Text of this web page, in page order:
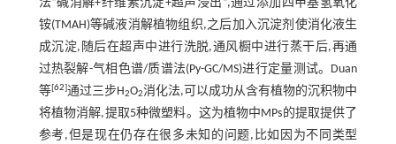
法“碱消解+纤维素沉淀+超声浸出”,通过添加四甲基氢氧化
铵(TMAH)等碱液消解植物组织,之后加入沉淀剂使消化液生
成沉淀,随后在超声中进行洗脱,通风橱中进行蒸干后,再通
过热裂解-气相色谱/质谱法(Py-GC/MS)进行定量测试。Duan
等[62]通过三步H2O2消化法,可以成功从含有植物的沉积物中
将植物消解,提取5种微塑料。这为植物中MPs的提取提供了
参考,但是现在仍存在很多未知的问题,比如因为不同类型